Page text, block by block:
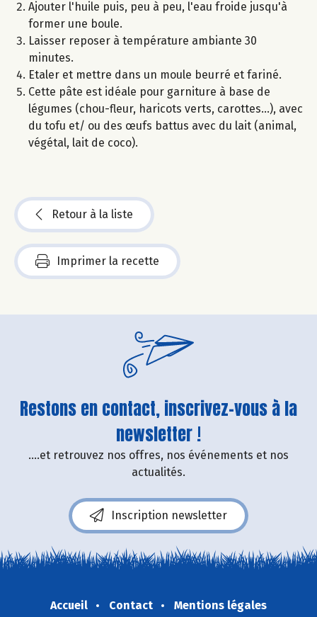
Ajouter l'huile puis, peu à peu, l'eau froide jusqu'à
former une boule.
Laisser reposer à température ambiante 30
minutes.
Etaler et mettre dans un moule beurré et fariné.
Cette pâte est idéale pour garniture à base de
légumes (chou-fleur, haricots verts, carottes...), avec
du tofu et/ ou des œufs battus avec du lait (animal,
végétal, lait de coco).
Retour à la liste
Imprimer la recette
Restons en contact, inscrivez-vous à la
newsletter !
....et retrouvez nos offres, nos événements et nos
actualités.
Inscription newsletter
Accueil Contact
Mentions légales